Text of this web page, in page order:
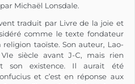
Michaël Lonsdale.
traduit par Livre de la joie et
comme le texte fondateur
religion taoïste. Son auteur, Lao-
siècle avant J-C, mais rien
son existence. Il aurait été
et c’est en réponse aux